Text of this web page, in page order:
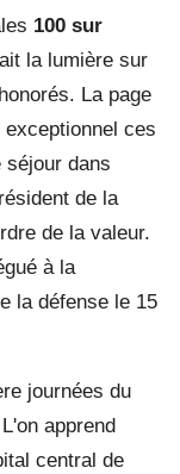
100 sur
la lumière sur
La page
ces
dans
de la
de la valeur.
à la
la défense le 15
journées du
apprend
central de